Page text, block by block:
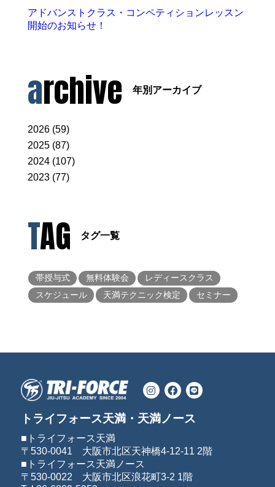
アドバンストクラス・コンペティションレッスン
開始のお知らせ！
archive 年別アーカイブ
2026 (59)
2025 (87)
2024 (107)
2023 (77)
TAG タグ一覧
帯授与式 無料体験会
レディースクラス
スケジュール
天満テクニック検定 セミナー
トライフォース天満・天満ノース
■トライフォース天満
〒530-0041 大阪市北区天神橋4-12-11 2階
■トライフォース天満ノース
〒530-0022 大阪市北区浪花町3-2 1階